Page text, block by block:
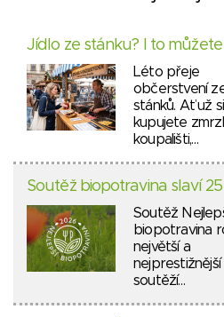
Jídlo ze stánku? I to
Léto přeje
občerstvení
stánků. Ať už si
kupujete
koupališti,…
Soutěž biopotravina slaví
Soutěž
biopotravina
největší a
nejprestižnější
soutěží…